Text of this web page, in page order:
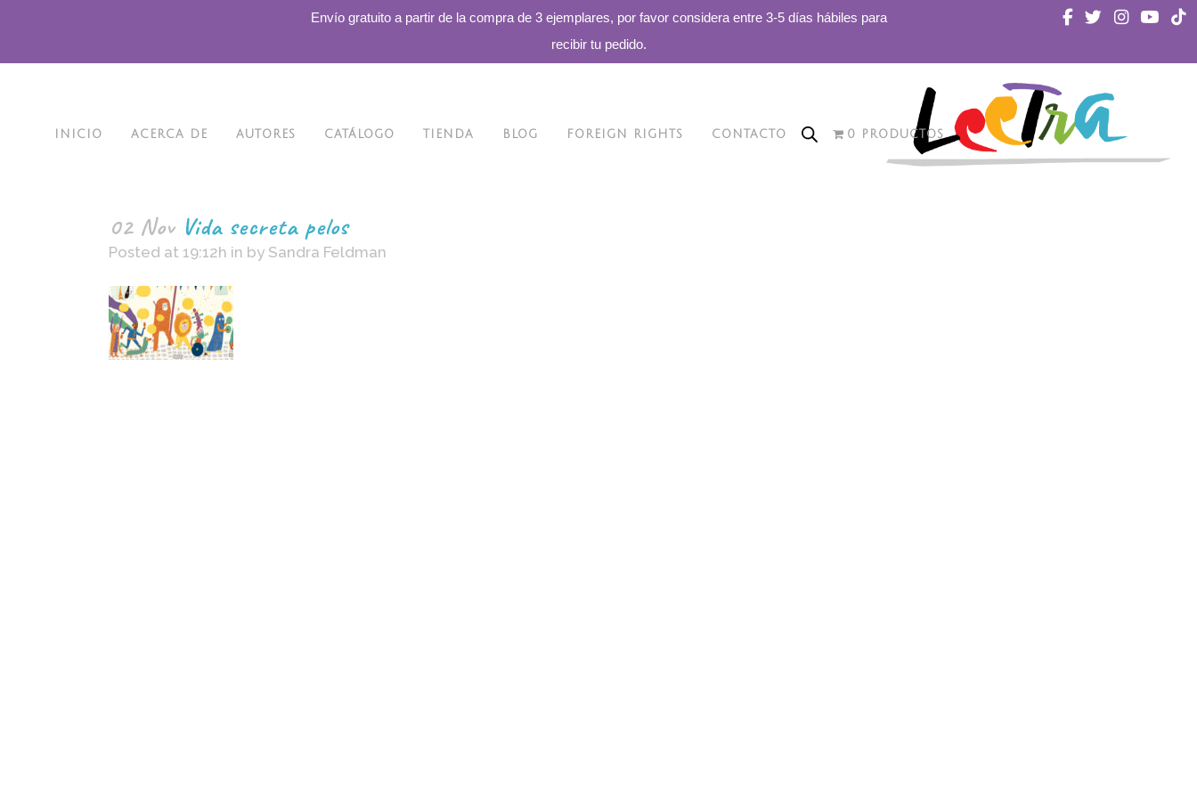
Envío gratuito a partir de la compra de 3 ejemplares, por favor considera entre 3-5 días hábiles para
recibir tu pedido.
INICIO ACERCA DE AUTORES CATÁLOGO TIENDA BLOG FOREIGN RIGHTS CONTACTO 0 PRODUCTOS
02 NovVida secreta pelos
Posted at 19:12h in by Sandra Feldman